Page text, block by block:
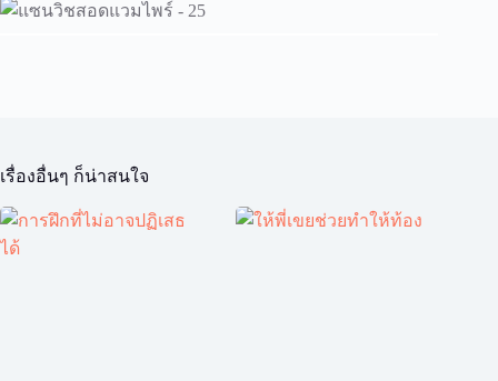
เรื่องอื่นๆ ก็น่าสนใจ